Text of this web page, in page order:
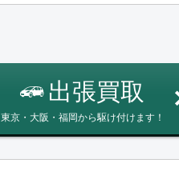
出張買取
東京・大阪・福岡から駆け付けます！